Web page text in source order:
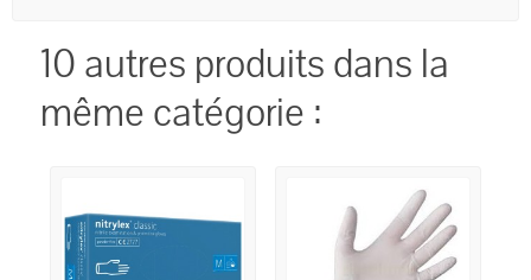
10 autres produits dans la
même catégorie :